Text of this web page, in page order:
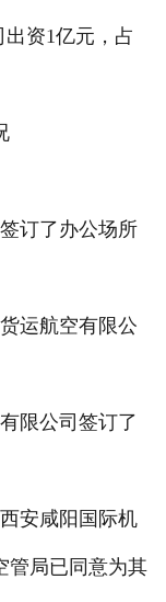
资1亿元，占
订了办公场所
运航空有限公
限公司签订了
安咸阳国际机
管局已同意为其